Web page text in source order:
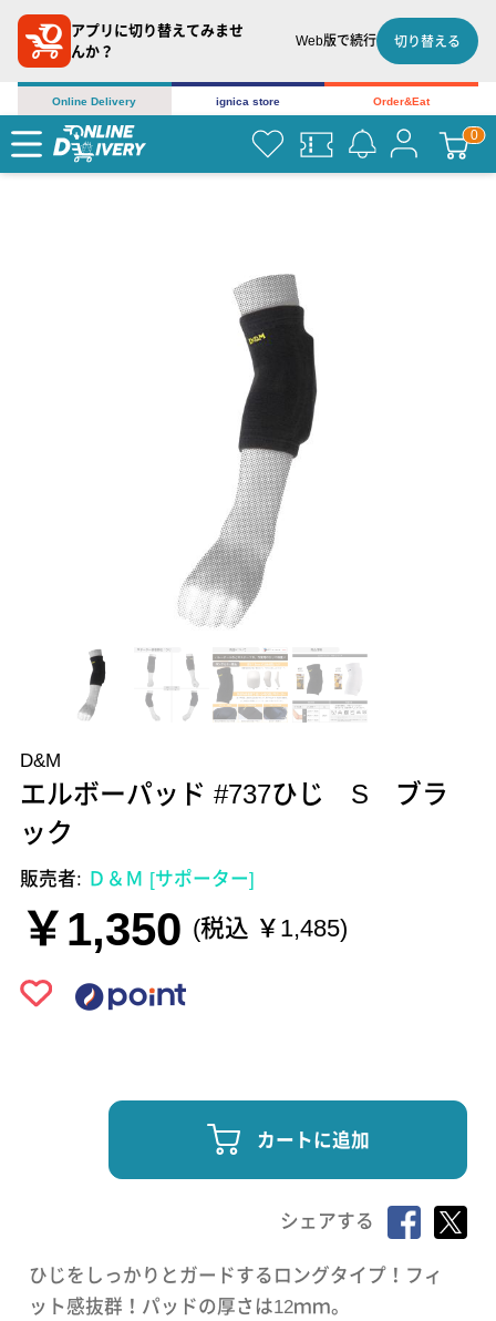
アプリに切り替えてみませ
んか？
Web版で続行 切り替える
Online Delivery ignica store Order&Eat
D&M
エルボーパッド #737ひじ S ブラ
ック
販売者: Ｄ＆Ｍ [サポーター]
￥1,350 (税込 ￥1,485)
カートに追加
シェアする
ひじをしっかりとガードするロングタイプ！フィ
ット感抜群！パッドの厚さは12ｍｍ。